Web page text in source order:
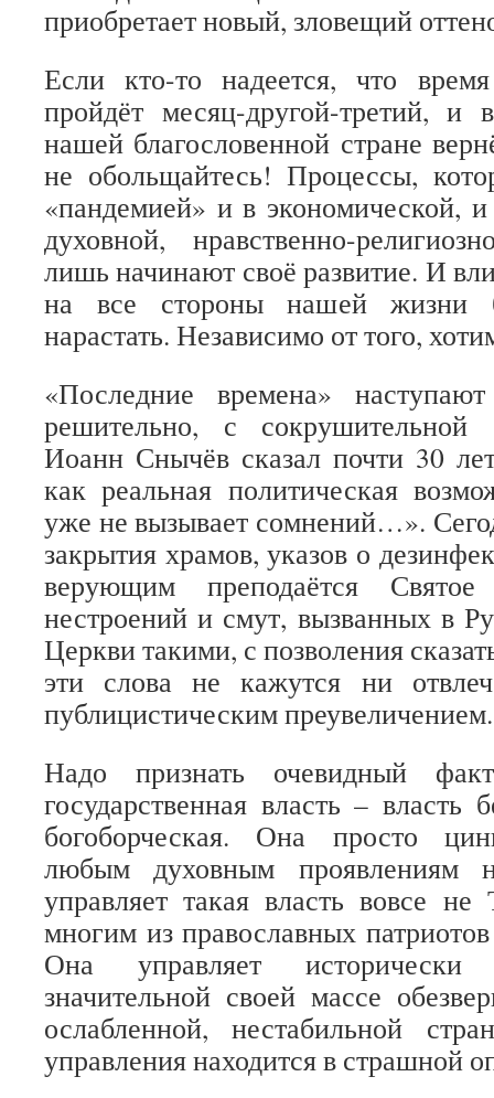
приобретает новый, зловещий
Если кто-то надеется, что
пройдёт месяц-другой-третий, и
нашей благословенной стране
не обольщайтесь! Процессы,
«пандемией» и в экономической,
духовной, нравственно-
лишь начинают своё развитие. И
на все стороны нашей жизни
нарастать. Независимо от того,
«Последние времена»
решительно, с сокрушительной
Иоанн Снычёв сказал почти 30
как реальная политическая
уже не вызывает сомнений…».
закрытия храмов, указов о
верующим преподаётся
нестроений и смут, вызванных в
Церкви такими, с позволения
эти слова не кажутся ни
публицистическим преувеличением.
Надо признать очевидный
государственная власть – власть
богоборческая. Она просто
любым духовным проявлениям
управляет такая власть вовсе
многим из православных
Она управляет
значительной своей массе
ослабленной, нестабильной
управления находится в страшной